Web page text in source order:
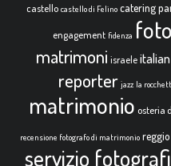
castello castello di Felino catering
engagement fidenza
matrimoni israele
reporter jazz la
matrimonio osteria
recensione fotografo di matrimonio
servizio